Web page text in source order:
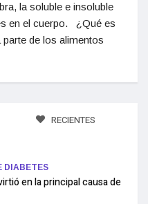
la soluble e insoluble
en el cuerpo. ¿Qué es
de los alimentos
RECIENTES
DIABETES
en la principal causa de